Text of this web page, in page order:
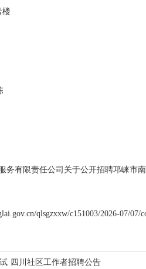
楼
务有限责任公司关于公开招聘邛崃市
qlsgzxxw/c151003/2026-07/07/
四川社区工作者招聘公告